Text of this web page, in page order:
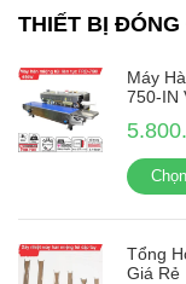
THIẾT BỊ ĐÓNG
Máy
750-IN
Tổng
Giá Rẻ